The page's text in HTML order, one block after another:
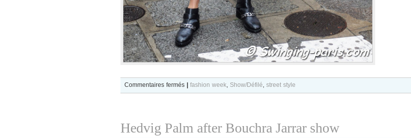
Commentaires ferméssur
Valentino
fashion week, Show/Défilé, street style
Hedvig Palm after Bouchra Jarrar show